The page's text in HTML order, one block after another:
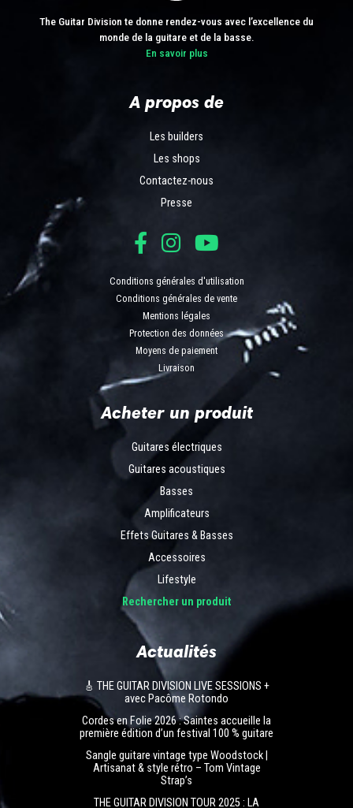
The Guitar Division te donne rendez-vous avec l’excellence du
monde de la guitare et de la basse.
En savoir plus
A propos de
Les builders
Les shops
Contactez-nous
Presse
Conditions générales d'utilisation
Conditions générales de vente
Mentions légales
Protection des données
Moyens de paiement
Livraison
Acheter un produit
Guitares électriques
Guitares acoustiques
Basses
Amplificateurs
Effets Guitares & Basses
Accessoires
Lifestyle
Rechercher un produit
Actualités
🎸 THE GUITAR DIVISION LIVE SESSIONS +
avec Pacôme Rotondo
Cordes en Folie 2026 : Saintes accueille la
première édition d’un festival 100 % guitare
Sangle guitare vintage type Woodstock |
Artisanat & style rétro – Tom Vintage
Strap’s
THE GUITAR DIVISION TOUR 2025 : LA